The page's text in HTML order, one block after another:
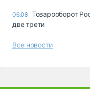
06.08 Товарооборот
две трети
Все новости